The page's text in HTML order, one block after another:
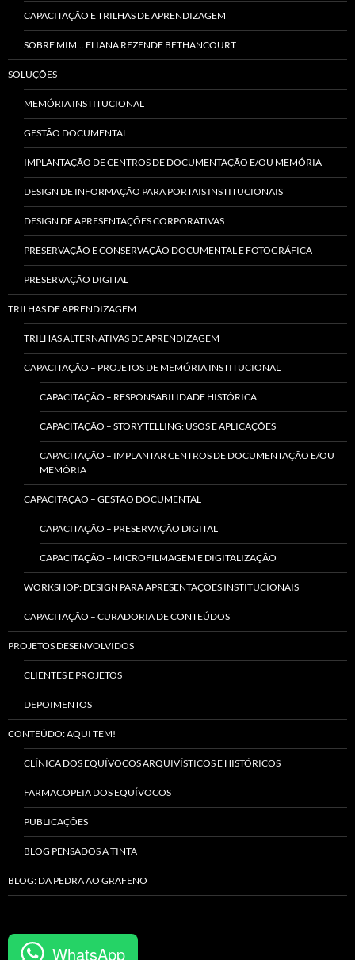
CAPACITAÇÃO E TRILHAS DE APRENDIZAGEM
SOBRE MIM… ELIANA REZENDE BETHANCOURT
SOLUÇÕES
MEMÓRIA INSTITUCIONAL
GESTÃO DOCUMENTAL
IMPLANTAÇÃO DE CENTROS DE DOCUMENTAÇÃO E/OU MEMÓRIA
DESIGN DE INFORMAÇÃO PARA PORTAIS INSTITUCIONAIS
DESIGN DE APRESENTAÇÕES CORPORATIVAS
PRESERVAÇÃO E CONSERVAÇÃO DOCUMENTAL E FOTOGRÁFICA
PRESERVAÇÃO DIGITAL
TRILHAS DE APRENDIZAGEM
TRILHAS ALTERNATIVAS DE APRENDIZAGEM
CAPACITAÇÃO – PROJETOS DE MEMÓRIA INSTITUCIONAL
CAPACITAÇÃO – RESPONSABILIDADE HISTÓRICA
CAPACITAÇÃO – STORYTELLING: USOS E APLICAÇÕES
CAPACITAÇÃO – IMPLANTAR CENTROS DE DOCUMENTAÇÃO E/OU
MEMÓRIA
CAPACITAÇÃO – GESTÃO DOCUMENTAL
CAPACITAÇÃO – PRESERVAÇÃO DIGITAL
CAPACITAÇÃO – MICROFILMAGEM E DIGITALIZAÇÃO
WORKSHOP: DESIGN PARA APRESENTAÇÕES INSTITUCIONAIS
CAPACITAÇÃO – CURADORIA DE CONTEÚDOS
PROJETOS DESENVOLVIDOS
CLIENTES E PROJETOS
DEPOIMENTOS
CONTEÚDO: AQUI TEM!
CLÍNICA DOS EQUÍVOCOS ARQUIVÍSTICOS E HISTÓRICOS
FARMACOPEIA DOS EQUÍVOCOS
PUBLICAÇÕES
BLOG PENSADOS A TINTA
BLOG: DA PEDRA AO GRAFENO
WhatsApp